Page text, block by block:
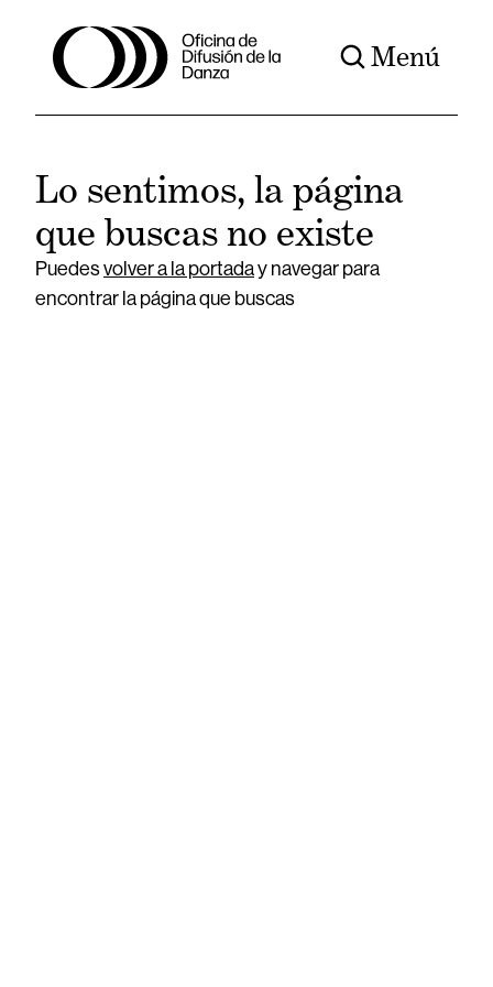
Menú
Lo sentimos, la página
que buscas no existe
Puedesvolver a la portaday navegar para
encontrar la página que buscas